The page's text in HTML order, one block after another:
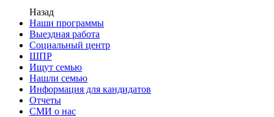
Назад
Наши программы
Выездная работа
Социальный центр
ШПР
Ищут семью
Нашли семью
Информация для кандидатов
Отчеты
СМИ о нас